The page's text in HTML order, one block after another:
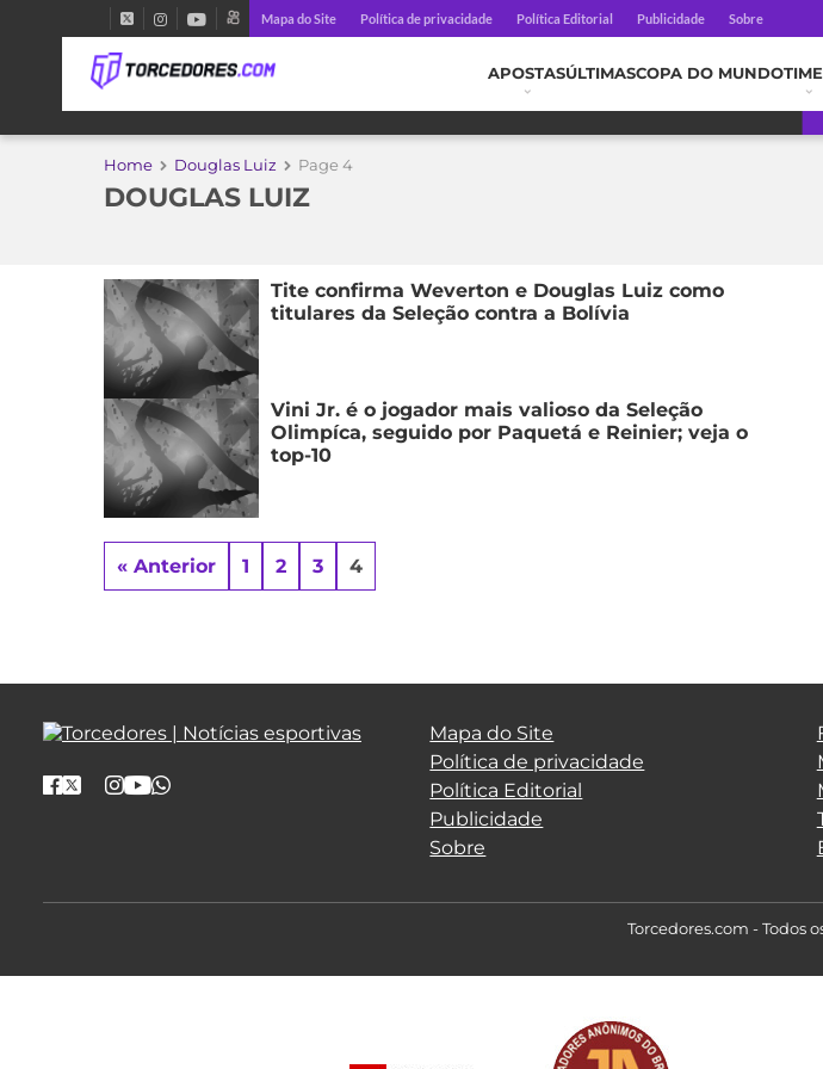
Mapa do Site Política de privacidade Política Editorial Publicidade Sobre
APOSTASÚLTIMASCOPA DO MUNDO
Home Douglas Luiz Page 4
DOUGLAS LUIZ
Tite confirma Weverton e Douglas Luiz como
titulares da Seleção contra a Bolívia
Vini Jr. é o jogador mais valioso da Seleção
Olimpíca, seguido por Paquetá e Reinier; veja o
top-10
« Anterior 1 2 3 4
Mapa do Site
Política de privacidade
Política Editorial
Publicidade
Sobre
Torcedores.com - Todos